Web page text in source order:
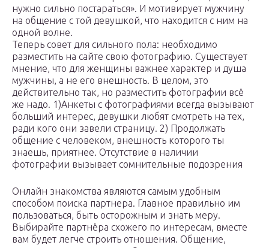
нужно сильно постараться». И мотивирует мужчину
на общение с той девушкой, что находится с ним на
одной волне.
Теперь совет для сильного пола: необходимо
разместить на сайте свою фотографию. Существует
мнение, что для женщины важнее характер и душа
мужчины, а не его внешность. В целом, это
действительно так, но разместить фотографии всё
же надо. 1)Анкеты с фотографиями всегда вызывают
больший интерес, девушки любят смотреть на тех,
ради кого они завели страницу. 2) Продолжать
общение с человеком, внешность которого ты
знаешь, приятнее. Отсутствие в наличии
фотографии вызывает сомнительные подозрения
Онлайн знакомства являются самым удобным
способом поиска партнера. Главное правильно им
пользоваться, быть осторожным и знать меру.
Выбирайте партнёра схожего по интересам, вместе
вам будет легче строить отношения. Общение,